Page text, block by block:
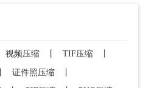
视频压缩 丨 TIF压缩
丨
丨 证件照压缩
丨